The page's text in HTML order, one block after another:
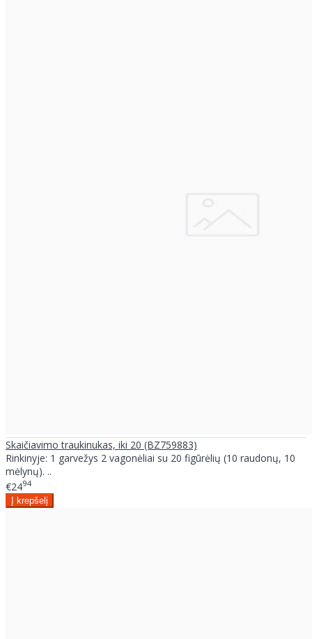
Skaičiavimo traukinukas, iki 20 (BZ759883)
Rinkinyje: 1 garvežys 2 vagonėliai su 20 figūrėlių (10 raudonų, 10
mėlynų). ..
€2494